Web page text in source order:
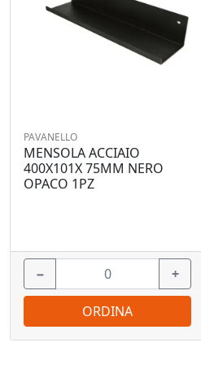
PAVANELLO
MENSOLA ACCIAIO
400X101X 75MM NERO
OPACO 1PZ
− +
ORDINA